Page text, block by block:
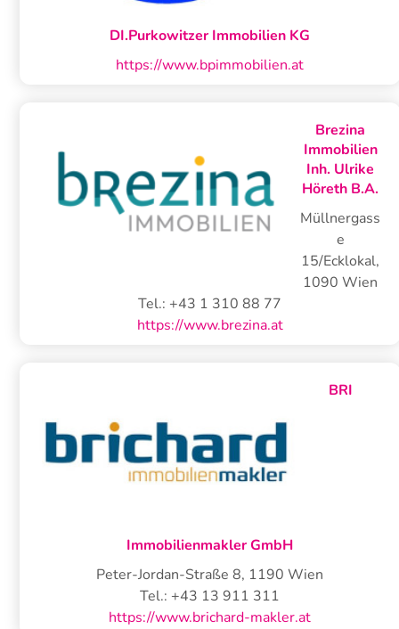
DI.Purkowitzer Immobilien KG
https://www.bpimmobilien.at
Brezina
Immobilien
Inh. Ulrike
Höreth B.A.
Müllnergass
e
15/Ecklokal,
1090 Wien
Tel.: +43 1 310 88 77
https://www.brezina.at
BRI
Immobilienmakler GmbH
Peter-Jordan-Straße 8, 1190 Wien
Tel.: +43 13 911 311
https://www.brichard-makler.at